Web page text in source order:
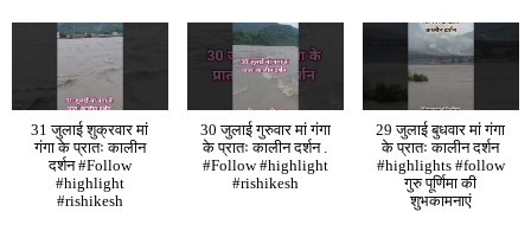
31 जुलाई शुक्रवार मां
गंगा के प्रातः कालीन
दर्शन #Follow
#highlight
#rishikesh
30 जुलाई गुरुवार मां गंगा
के प्रातः कालीन दर्शन .
#Follow #highlight
#rishikesh
29 जुलाई बुधवार मां गंगा
के प्रातः कालीन दर्शन
#highlights #follow
गुरु पूर्णिमा की
शुभकामनाएं